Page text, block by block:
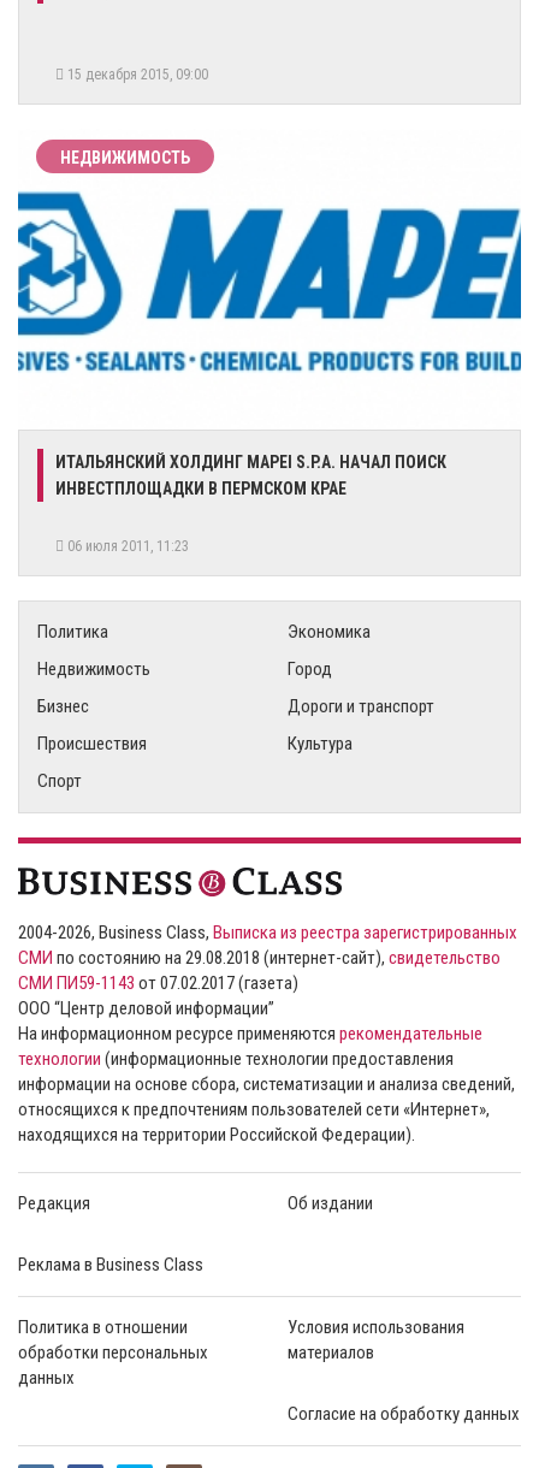
15 декабря 2015, 09:00
НЕДВИЖИМОСТЬ
ИТАЛЬЯНСКИЙ ХОЛДИНГ MAPEI S.P.А. НАЧАЛ ПОИСК
ИНВЕСТПЛОЩАДКИ В ПЕРМСКОМ КРАЕ
06 июля 2011, 11:23
Политика
Экономика
Недвижимость
Город
Бизнес
Дороги и транспорт
Происшествия
Культура
Спорт
2004-2026, Business Class, Выписка из реестра зарегистрированных
СМИ по состоянию на 29.08.2018 (интернет-сайт), свидетельство
СМИ ПИ59-1143 от 07.02.2017 (газета)
ООО “Центр деловой информации”
На информационном ресурсе применяются рекомендательные
технологии (информационные технологии предоставления
информации на основе сбора, систематизации и анализа сведений,
относящихся к предпочтениям пользователей сети «Интернет»,
находящихся на территории Российской Федерации).
Редакция Об издании
Реклама в Business Class
Политика в отношении
обработки персональных
данных
Условия использования
материалов
Согласие на обработку данных